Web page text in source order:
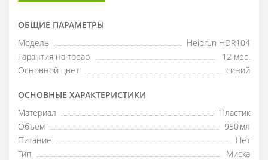
ОБЩИЕ ПАРАМЕТРЫ
Модель
Heidrun HDR104
Гарантия на товар
12 мес.
Основной цвет
синий
ОСНОВНЫЕ ХАРАКТЕРИСТИКИ
Материал
Пластик
Объем
950 мл
Питание
Нет
Тип
Миска